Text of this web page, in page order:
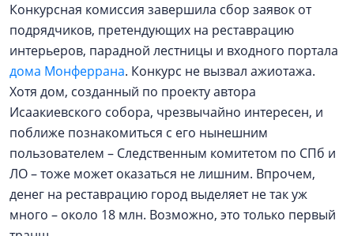
Конкурсная комиссия завершила сбор заявок от
подрядчиков, претендующих на реставрацию
интерьеров, парадной лестницы и входного портала
дома Монферрана. Конкурс не вызвал ажиотажа.
Хотя дом, созданный по проекту автора
Исаакиевского собора, чрезвычайно интересен, и
поближе познакомиться с его нынешним
пользователем – Следственным комитетом по СПб и
ЛО – тоже может оказаться не лишним. Впрочем,
денег на реставрацию город выделяет не так уж
много – около 18 млн. Возможно, это только первый